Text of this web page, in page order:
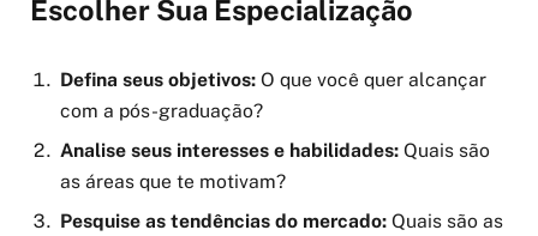
Escolher Sua Especialização
Defina seus objetivos: O que você quer alcançar
com a pós-graduação?
Analise seus interesses e habilidades: Quais são
as áreas que te motivam?
Pesquise as tendências do mercado: Quais são as